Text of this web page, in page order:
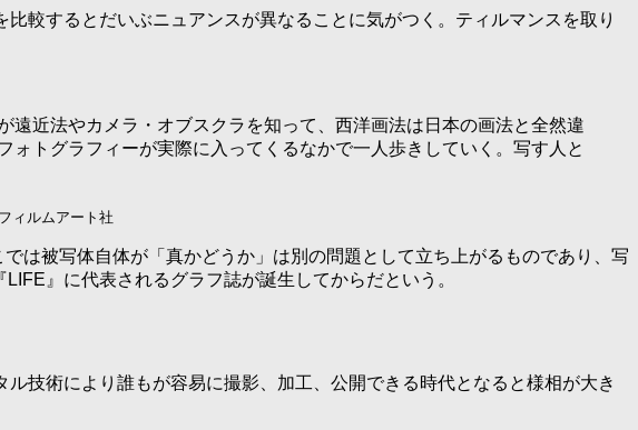
較するとだいぶニュアンスが異なることに気がつく。ティルマンスを取り
近法やカメラ・オブスクラを知って、西洋画法は日本の画法と全然違
トグラフィーが実際に入ってくるなかで一人歩きしていく。写す人と
フィルムアート社
は被写体自体が「真かどうか」は別の問題として立ち上がるものであり、写
』に代表されるグラフ誌が誕生してからだという。
技術により誰もが容易に撮影、加工、公開できる時代となると様相が大き